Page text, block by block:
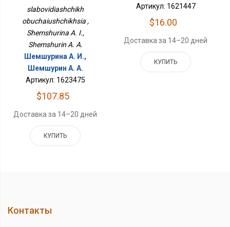
slabovidiashchikh
obuchaiushchikhsia ,
Shemshurina A. I.,
Shemshurin A. A.
Шемшурина А. И.,
Шемшурин А. А.
Артикул: 1623475
$107.85
Доставка за 14–20 дней
КУПИТЬ
Артикул: 1621447
$16.00
Доставка за 14–20 дней
КУПИТЬ
Контакты